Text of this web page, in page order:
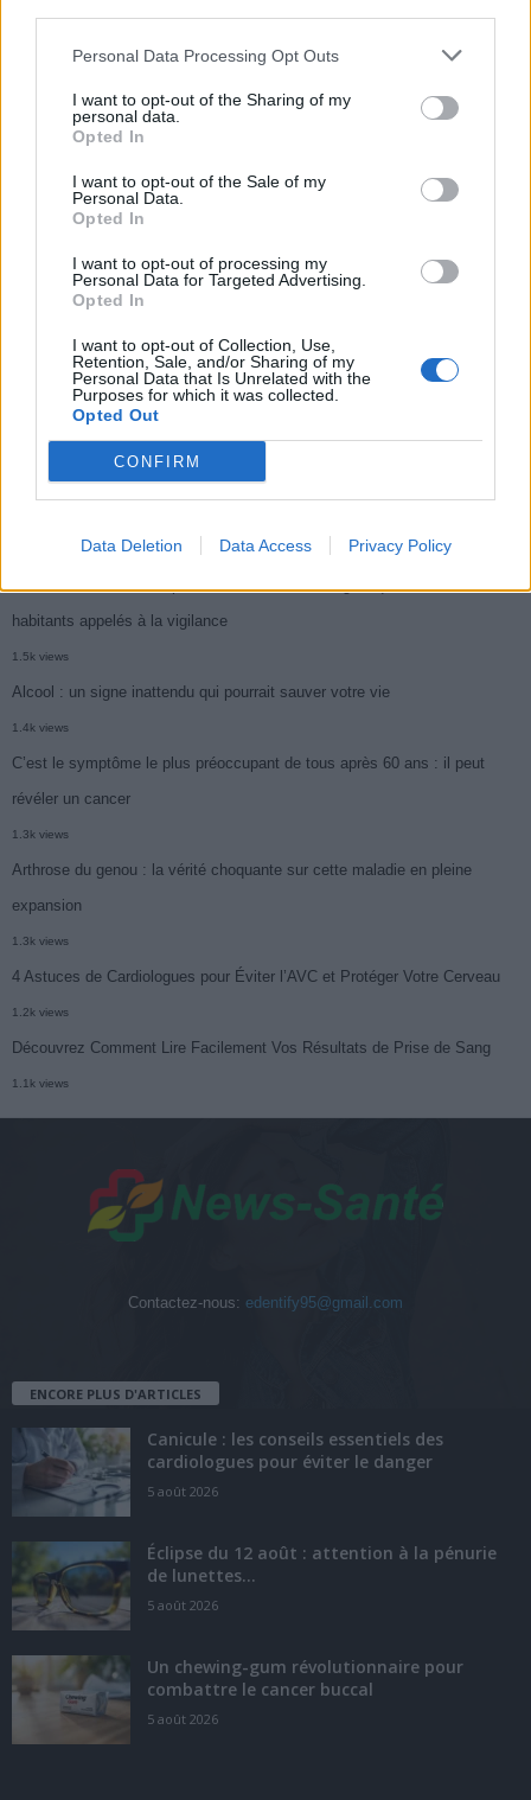
Personal Data Processing Opt Outs
I want to opt-out of the Sharing of my
personal data.
Opted In
I want to opt-out of the Sale of my
Personal Data.
Opted In
I want to opt-out of processing my
Personal Data for Targeted Advertising.
Opted In
I want to opt-out of Collection, Use,
Retention, Sale, and/or Sharing of my
Personal Data that Is Unrelated with the
Purposes for which it was collected.
Opted Out
CONFIRM
Data Deletion Data Access Privacy Policy
cardiologues pour
lunettes de sécurité
combattre le cancer
Populaires
Médicament retiré en urgence pour risques graves et données falsifiées
Ce cancer mortel explose chez les personnes nées après 1980 : le
symptôme à repérer
Je suis cardiologue et voici le seul chocolat que je valide : c’est le
meilleur pour le cœur
1.8k views
CARTE. Le cancer est plus mortel dans cette région qu’ailleurs : les
habitants appelés à la vigilance
1.5k views
Alcool : un signe inattendu qui pourrait sauver votre vie
1.4k views
C’est le symptôme le plus préoccupant de tous après 60 ans : il peut
révéler un cancer
1.3k views
Arthrose du genou : la vérité choquante sur cette maladie en pleine
expansion
1.3k views
4 Astuces de Cardiologues pour Éviter l’AVC et Protéger Votre Cerveau
1.2k views
Découvrez Comment Lire Facilement Vos Résultats de Prise de Sang
1.1k views
Contactez-nous: edentify95@gmail.com
ENCORE PLUS D'ARTICLES
Canicule : les conseils essentiels des
cardiologues pour éviter le danger
5 août 2026
Éclipse du 12 août : attention à la pénurie
de lunettes...
5 août 2026
Un chewing-gum révolutionnaire pour
combattre le cancer buccal
5 août 2026